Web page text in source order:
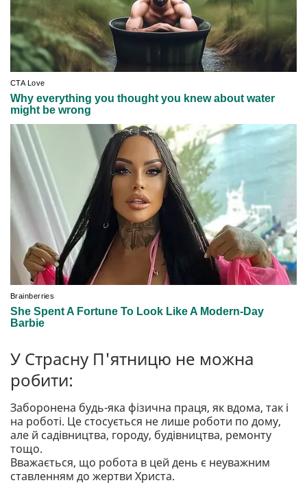
У Страсну П'ятницю не можна
робити:
Заборонена будь-яка фізична праця, як вдома, так і
на роботі. Це стосується не лише роботи по дому,
але й садівництва, городу, будівництва, ремонту
тощо.
Вважається, що робота в цей день є неуважним
ставленням до жертви Христа.